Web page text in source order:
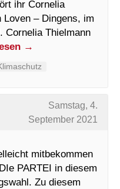
ihr Cornelia
Loven – Dingens, im
Cornelia Thielmann
→
Samstag, 4.
September 2021
mitbekommen
PARTEI in diesem
Zu diesem